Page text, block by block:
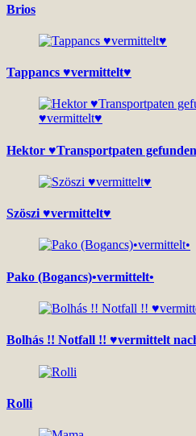
Brios
Tappancs ♥vermittelt♥
Hektor ♥Transportpaten
Szöszi ♥vermittelt♥
Pako (Bogancs)•vermittelt•
Bolhás !! Notfall !! ♥vermittelt
Rolli